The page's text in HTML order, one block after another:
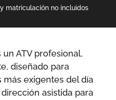
matriculación no incluidos
un ATV profesional,
diseñado para
exigentes del día
asistida para